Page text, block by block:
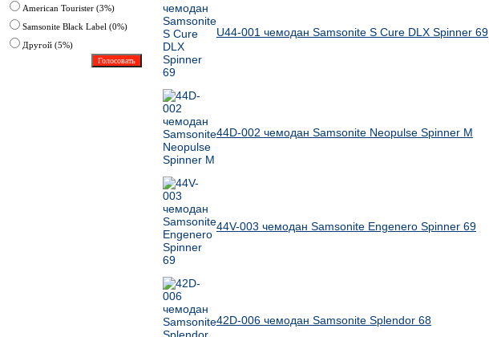
American Tourister (3%)
Samsonite Black Label (0%)
Другoй (5%)
U44-001 чемодан Samsonite S Cure DLX Spinner 69
44D-002 чемодан Samsonite Neopulse Spinner M
44V-003 чемодан Samsonite Engenero Spinner 69
42D-006 чемодан Samsonite Splendor 68